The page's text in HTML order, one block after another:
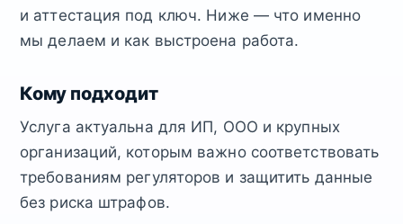
и аттестация под ключ. Ниже — что именно
мы делаем и как выстроена работа.
Кому подходит
Услуга актуальна для ИП, ООО и крупных
организаций, которым важно соответствовать
требованиям регуляторов и защитить данные
без риска штрафов.